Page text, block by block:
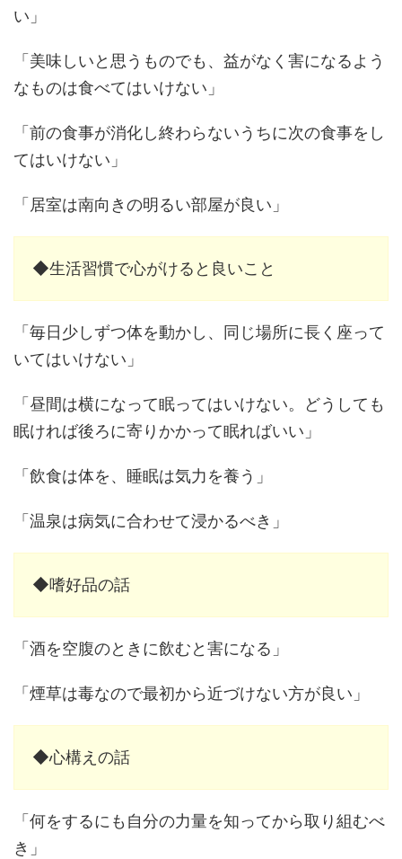
い」
「美味しいと思うものでも、益がなく害になるよう
なものは食べてはいけない」
「前の食事が消化し終わらないうちに次の食事をし
てはいけない」
「居室は南向きの明るい部屋が良い」
◆生活習慣で心がけると良いこと
「毎日少しずつ体を動かし、同じ場所に長く座って
いてはいけない」
「昼間は横になって眠ってはいけない。どうしても
眠ければ後ろに寄りかかって眠ればいい」
「飲食は体を、睡眠は気力を養う」
「温泉は病気に合わせて浸かるべき」
◆嗜好品の話
「酒を空腹のときに飲むと害になる」
「煙草は毒なので最初から近づけない方が良い」
◆心構えの話
「何をするにも自分の力量を知ってから取り組むべ
き」